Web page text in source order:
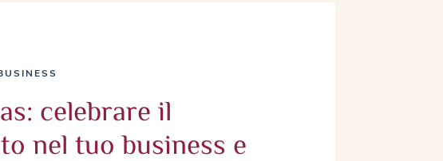
celebrare il
nel tuo business e